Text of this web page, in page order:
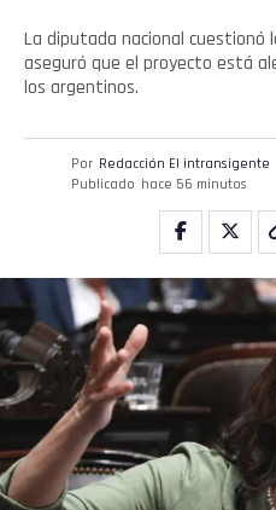
La diputada nacional cuestionó
aseguró que el proyecto está
los argentinos.
Por Redacción El intransigente
Publicado hace 56 minutos